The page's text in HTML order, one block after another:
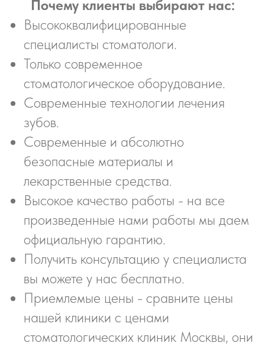
Почему клиенты выбирают нас:
Высококвалифицированные
специалисты стоматологи.
Только современное
стоматологическое оборудование.
Современные технологии лечения
зубов.
Современные и абсолютно
безопасные материалы и
лекарственные средства.
Высокое качество работы - на все
произведенные нами работы мы даем
официальную гарантию.
Получить консультацию у специалиста
вы можете у нас бесплатно.
Приемлемые цены - сравните цены
нашей клиники с ценами
стоматологических клиник Москвы, они